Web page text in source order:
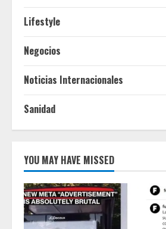
Lifestyle
Negocios
Noticias Internacionales
Sanidad
YOU MAY HAVE MISSED